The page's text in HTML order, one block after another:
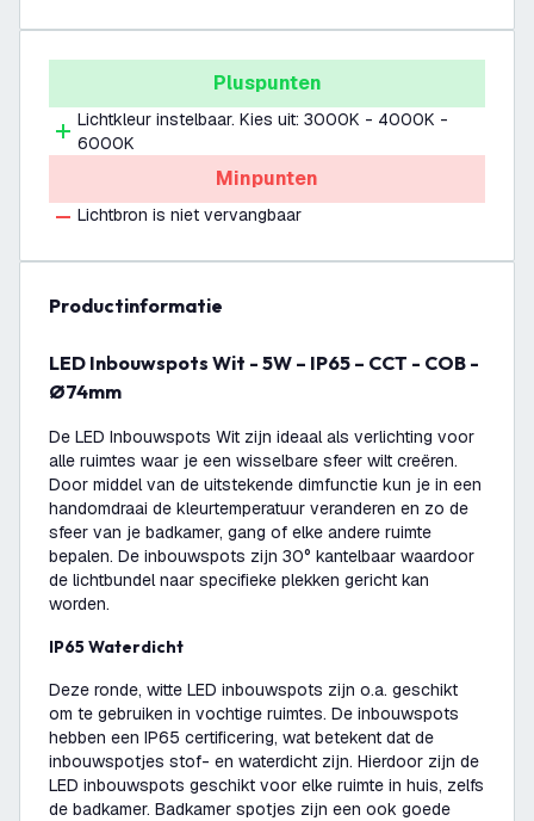
Pluspunten
Lichtkleur instelbaar. Kies uit: 3000K - 4000K -
6000K
Minpunten
Lichtbron is niet vervangbaar
productinformatie
LED Inbouwspots Wit - 5W – IP65 – CCT - COB -
Ø74mm
De LED Inbouwspots Wit zijn ideaal als verlichting voor
alle ruimtes waar je een wisselbare sfeer wilt creëren.
Door middel van de uitstekende dimfunctie kun je in een
handomdraai de kleurtemperatuur veranderen en zo de
sfeer van je badkamer, gang of elke andere ruimte
bepalen. De inbouwspots zijn 30° kantelbaar waardoor
de lichtbundel naar specifieke plekken gericht kan
worden.
IP65 Waterdicht
Deze ronde, witte LED inbouwspots zijn o.a. geschikt
om te gebruiken in vochtige ruimtes. De inbouwspots
hebben een IP65 certificering, wat betekent dat de
inbouwspotjes stof- en waterdicht zijn. Hierdoor zijn de
LED inbouwspots geschikt voor elke ruimte in huis, zelfs
de badkamer. Badkamer spotjes zijn een ook goede